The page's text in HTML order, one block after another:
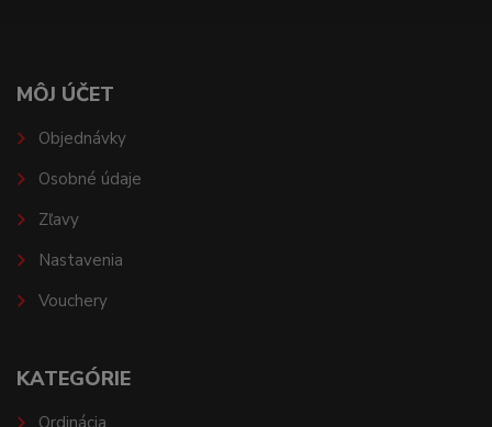
MÔJ ÚČET
Objednávky
Osobné údaje
Zľavy
Nastavenia
Vouchery
KATEGÓRIE